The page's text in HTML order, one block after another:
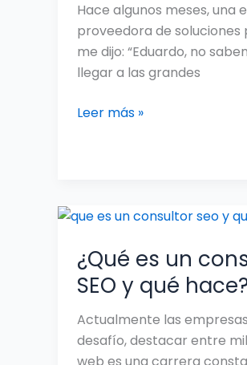
Hace algunos meses, una
proveedora de soluciones
me dijo: “Eduardo, no
llegar a las grandes
Leer más »
¿Qué es un
SEO y qué
Actualmente las
desafío, destacar entre
web es una carrera
¿Qué
un
consultor
SEO
y
qué
hace?